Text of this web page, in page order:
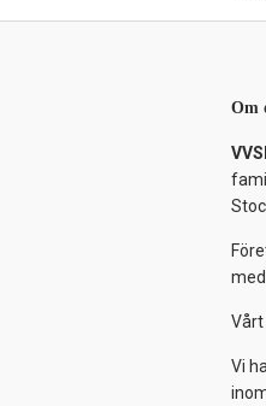
Om
Vårt
Vi